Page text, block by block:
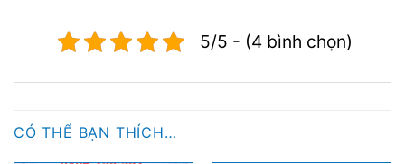
5/5 - (4 bình chọn)
CÓ THỂ BẠN THÍCH…